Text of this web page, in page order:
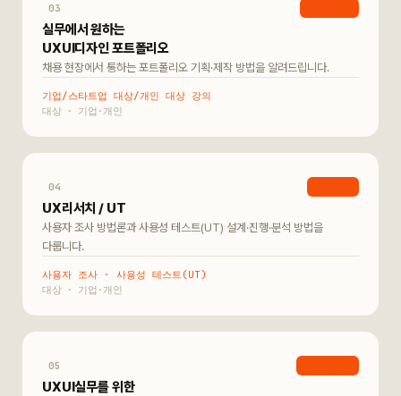
03
실무에서 원하는
UXUI디자인 포트폴리오
채용 현장에서 통하는 포트폴리오 기획·제작 방법을 알려드립니다.
기업/스타트업 대상/개인 대상 강의
기업·개인
04
UX리서치 / UT
사용자 조사 방법론과 사용성 테스트(UT) 설계·진행·분석 방법을
다룹니다.
사용자 조사 · 사용성 테스트(UT)
기업·개인
05
UXUI실무를 위한